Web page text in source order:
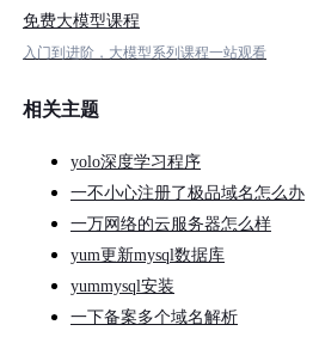
免费大模型课程
入门到进阶，大模型系列课程一站观看
相关主题
yolo深度学习程序
一不小心注册了极品域名怎么办
一万网络的云服务器怎么样
yum更新mysql数据库
yummysql安装
一下备案多个域名解析